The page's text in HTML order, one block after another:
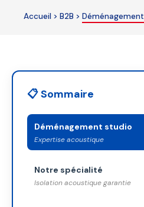
Accueil > B2B >
📋 Sommaire
Déménagement studio
Expertise acoustique
Notre spécialité
Isolation acoustique garantie